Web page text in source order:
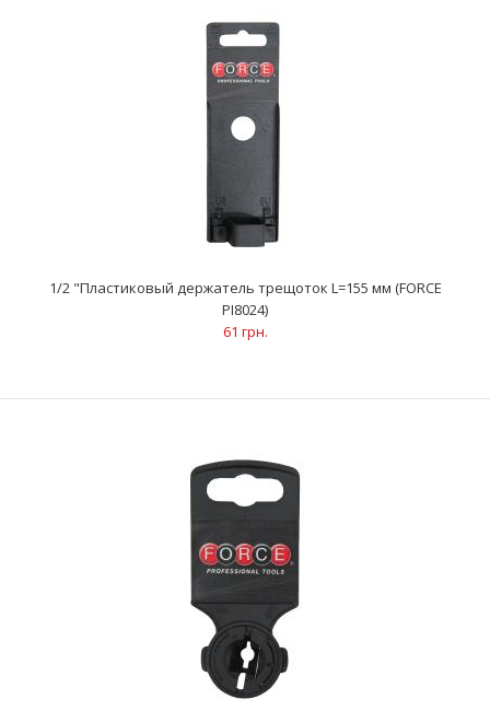
3/8" Пластиковый держатель воротков L=105 мм (FORCE
PI8033)
58 грн.
..
1/2 "Пластиковый держатель трещоток L=155 мм (FORCE
PI8024)
61 грн.
1/2 "Пластиковый держатель трещоток L=155 мм (FORCE
PI8024)
61 грн.